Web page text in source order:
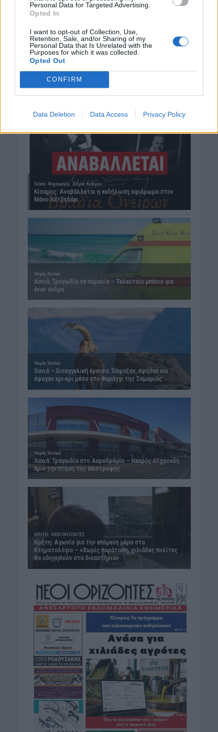
Personal Data for Targeted Advertising.
Opted In
I want to opt-out of Collection, Use,
Retention, Sale, and/or Sharing of my
Personal Data that Is Unrelated with the
Purposes for which it was collected.
Opted Out
CONFIRM
Data Deletion Data Access Privacy Policy